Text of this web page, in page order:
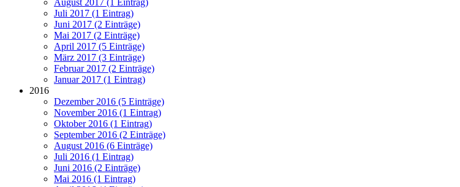
August 2017 (1 Eintrag)
Juli 2017 (1 Eintrag)
Juni 2017 (2 Einträge)
Mai 2017 (2 Einträge)
April 2017 (5 Einträge)
März 2017 (3 Einträge)
Februar 2017 (2 Einträge)
Januar 2017 (1 Eintrag)
2016
Dezember 2016 (5 Einträge)
November 2016 (1 Eintrag)
Oktober 2016 (1 Eintrag)
September 2016 (2 Einträge)
August 2016 (6 Einträge)
Juli 2016 (1 Eintrag)
Juni 2016 (2 Einträge)
Mai 2016 (1 Eintrag)